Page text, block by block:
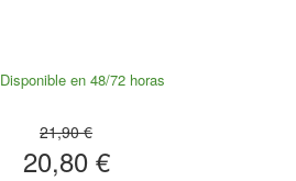
Disponible en 48/72 horas
21,90 €
20,80 €